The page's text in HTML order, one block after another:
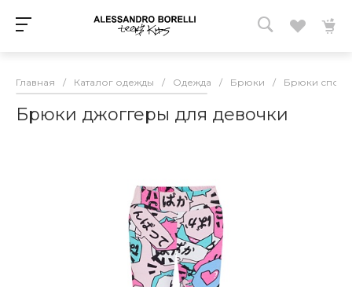
Главная / Каталог одежды / Одежда / Брюки / Брюки
Брюки джоггеры для девочки